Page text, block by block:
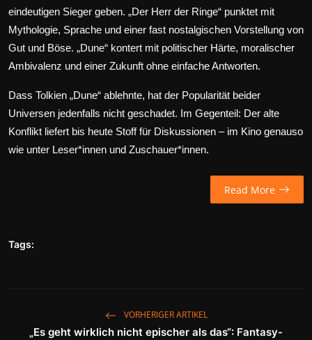
eindeutigen Sieger geben. „Der Herr der Ringe“ punktet mit
Mythologie, Sprache und einer fast nostalgischen Vorstellung von
Gut und Böse. „Dune“ kontert mit politischer Härte, moralischer
Ambivalenz und einer Zukunft ohne einfache Antworten.
Dass Tolkien „Dune“ ablehnte, hat der Popularität beider
Universen jedenfalls nicht geschadet. Im Gegenteil: Der alte
Konflikt liefert bis heute Stoff für Diskussionen – im Kino genauso
wie unter Leser*innen und Zuschauer*innen.
Read More
Tags:
VORHERIGER ARTIKEL
„Es geht wirklich nicht epischer als das“: Fantasy-